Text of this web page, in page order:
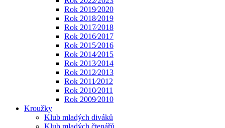
Rok 2019⁄2020
Rok 2018⁄2019
Rok 2017⁄2018
Rok 2016⁄2017
Rok 2015⁄2016
Rok 2014⁄2015
Rok 2013⁄2014
Rok 2012⁄2013
Rok 2011⁄2012
Rok 2010⁄2011
Rok 2009⁄2010
Kroužky
Klub mladých diváků
Klub mladých čtenářů